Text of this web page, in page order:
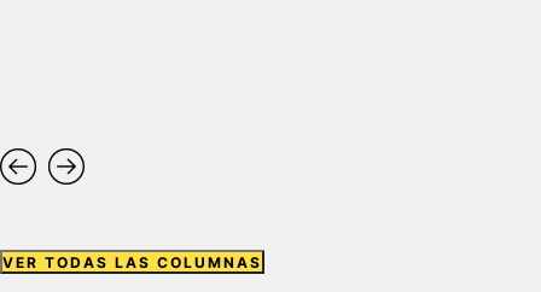
VER TODAS LAS COLUMNAS